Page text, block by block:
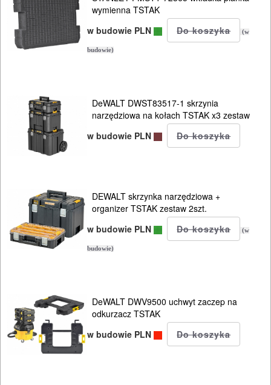
system
QBRICK
system
system
MILWAUKEE
PACKOUT
Torby
Plecaki
Pasy
Kabury
narzędziowe
Wiadra
Kuwety
wymienna TSTAK
w budowie PLN
(w
budowie)
DeWALT DWST83517-1 skrzynia
narzędziowa na kołach TSTAK x3 zestaw
w budowie PLN
DEWALT skrzynka narzędziowa +
organizer TSTAK zestaw 2szt.
w budowie PLN
(w
budowie)
DeWALT DWV9500 uchwyt zaczep na
odkurzacz TSTAK
w budowie PLN